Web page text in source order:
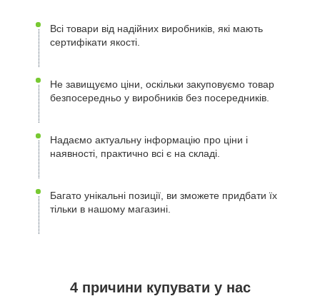
Всі товари від надійних виробників, які мають
сертифікати якості.
Не завищуємо ціни, оскільки закуповуємо товар
безпосередньо у виробників без посередників.
Надаємо актуальну інформацію про ціни і
наявності, практично всі є на складі.
Багато унікальні позиції, ви зможете придбати їх
тільки в нашому магазині.
4 причини купувати у нас